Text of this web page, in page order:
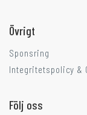
Övrigt
Sponsring
Integritetspolicy &
Följ oss